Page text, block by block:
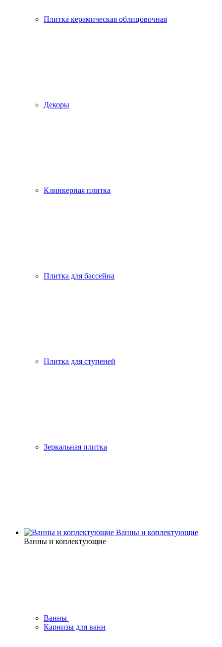
Плитка керамическая облицовочная
Декоры
Клинкерная плитка
Плитка для бассейна
Плитка для ступеней
Зеркальная плитка
Ванны и коплектующие
Ванны и коплектующие
Ванны
Карнизы для ванн